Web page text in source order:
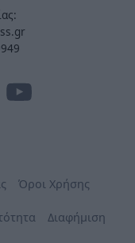
Όροι Χρήσης
Διαφήμιση